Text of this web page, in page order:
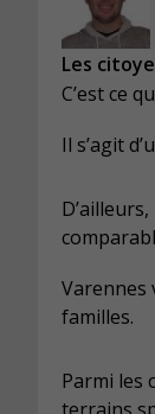
Les
C’est ce
Il s’agit
Varennes
familles.
Parmi les